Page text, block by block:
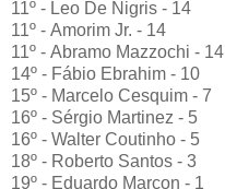
11º - Leo De Nigris - 14
11º - Amorim Jr. - 14
11º - Abramo Mazzochi - 14
14º - Fábio Ebrahim - 10
15º - Marcelo Cesquim - 7
16º - Sérgio Martinez - 5
16º - Walter Coutinho - 5
18º - Roberto Santos - 3
19º - Eduardo Marçon - 1